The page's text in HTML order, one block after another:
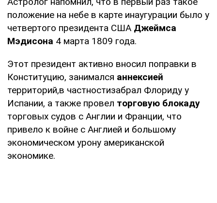
положение на небе в карте инаугурации было у
четвертого президента США Джеймса
Мэдисона 4 марта 1809 года.
Этот президент активно вносил поправки в
Конституцию, занимался аннексией
территорий,в частностизабрал Флориду у
Испании, а также провел торговую блокаду
торговых судов с Англии и Франции, что
привело к войне с Англией и большому
экономическом урону американской
экономике.